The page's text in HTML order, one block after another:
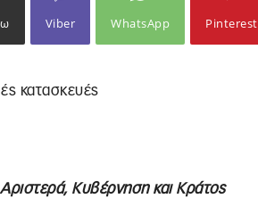
Viber WhatsApp Pinterest
κατασκευές
Αριστερά, Κυβέρνηση και Κράτος